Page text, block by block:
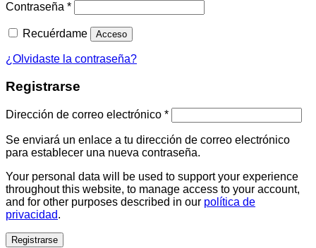
Contraseña *
Recuérdame Acceso
¿Olvidaste la contraseña?
Registrarse
Dirección de correo electrónico *
Se enviará un enlace a tu dirección de correo electrónico
para establecer una nueva contraseña.
Your personal data will be used to support your experience
throughout this website, to manage access to your account,
and for other purposes described in our política de
privacidad.
Registrarse